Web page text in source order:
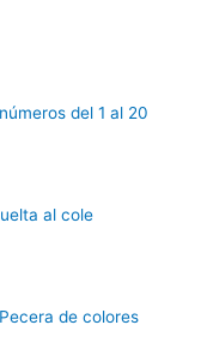
del 1 al 20
al cole
Pecera de colores